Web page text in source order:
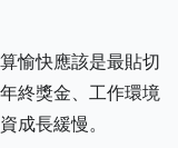
愉快應該是最貼切
終獎金、工作環境
成長緩慢。